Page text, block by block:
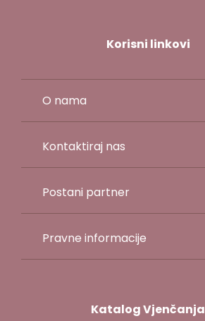
Korisni linkovi
O nama
Kontaktiraj nas
Postani partner
Pravne informacije
Katalog Vjenčanja